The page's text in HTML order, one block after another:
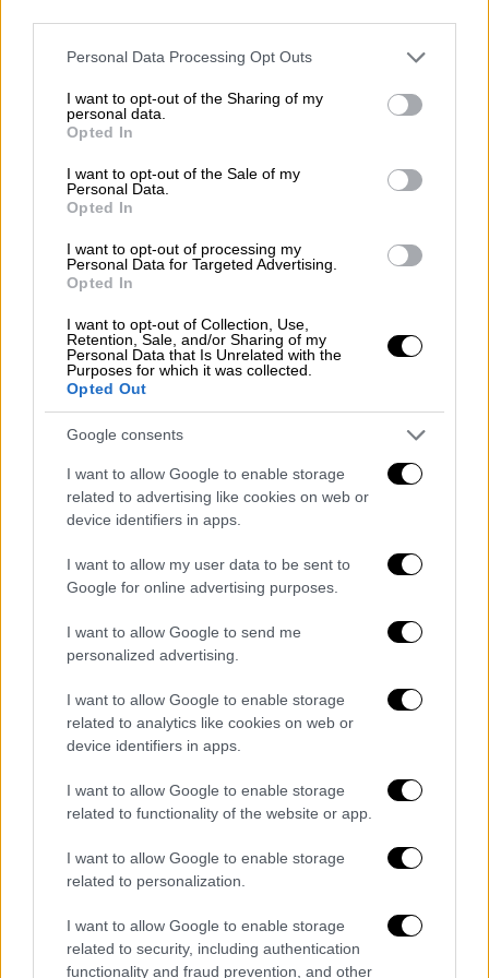
Please note that this website/app uses one or more Google
not limited to your visit or usage behaviour. You may click to
grant or deny consent to Google and its third-party tags to
use your data for below specified purposes in below Google
consent section.
Personal Data Processing Opt Outs
I want to opt-out of the Sharing of my
personal data.
Opted In
I want to opt-out of the Sale of my
Personal Data.
Opted In
I want to opt-out of processing my
Personal Data for Targeted Advertising.
Opted In
I want to opt-out of Collection, Use,
Retention, Sale, and/or Sharing of my
Personal Data that Is Unrelated with the
Purposes for which it was collected.
Opted Out
Google consents
I want to allow Google to enable storage
related to advertising like cookies on web or
device identifiers in apps.
I want to allow my user data to be sent to
Google for online advertising purposes.
I want to allow Google to send me
personalized advertising.
I want to allow Google to enable storage
related to analytics like cookies on web or
device identifiers in apps.
I want to allow Google to enable storage
related to functionality of the website or app.
I want to allow Google to enable storage
related to personalization.
I want to allow Google to enable storage
related to security, including authentication
functionality and fraud prevention, and other
Ο Ναβάλνιπέθανε αιφνίδια σε ηλικία 47
ετώντον περασμένο Φεβρουάριο σε
αποικία
κρατουμένων στην Αρκτική όπου εξέτιε
ποινή φυλάκισης μεγαλύτερη των 30 ετών
για πλήθος κατηγοριών, τις οποίες ο ίδιος
είχε αρνηθεί, χαρακτηρίζοντάς τες ως
προσπάθεια να σταματήσει τις επικρίσεις
Γιούλια Ναβάλναγια κατηγορεί τον Πούτιν
για τον θάνατο του συζύγου της και έχει
προσφέρει αμοιβή σε οποιονδήποτε μπορεί
να δώσει στοιχεία που αποδεικνύουν ότι
δολοφονήθηκε. Το Κρεμλίνο αρνείται
σθεναρά τον ισχυρισμό αυτό και οι Ρώσοι
ανακριτές λένε ότι πέθανε από φυσικά αίτια.
«Ο Πούτιν τον φοβάται ακόμα και
νεκρό»
φοβάται τον Αλεξέι ακόμα και
αφού τον σκότωσε… Γιατί το χρειάζεται
απαγορεύσει στον Αλεξέι να ανοίξει
λογαριασμό στην τράπεζα
είναι πλέον δυνατόν. Ο Πούτιν το κάνει αυτό
για να σας φοβίσει. Θέλει ακόμη να
φοβόσαστε και να τον θυμάστε και σταδιακά
να ξεχάσετε το όνομά του. Αλλά κανείς δεν
θα τον ξεχάσει», έγραψε η Ναβάλναγια σε
Η Rosfinmonitoring είναι εξουσιοδοτημένη
λογαριασμούς όσων είναι εγγεγραμμένοι στο
μητρώο «τρομοκρατών και εξτρεμιστών».